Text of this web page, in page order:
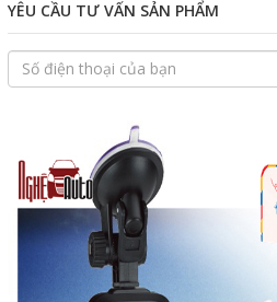
với Acquy của xe.
Trang chủ Các loại Máy Mini cho ô
Máy bơm mini Lotus chính hãng
YÊU CẦU TƯ VẤN SẢN PHẨM